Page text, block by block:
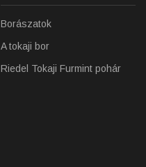
Borászatok
A tokaji bor
Riedel Tokaji Furmint pohár